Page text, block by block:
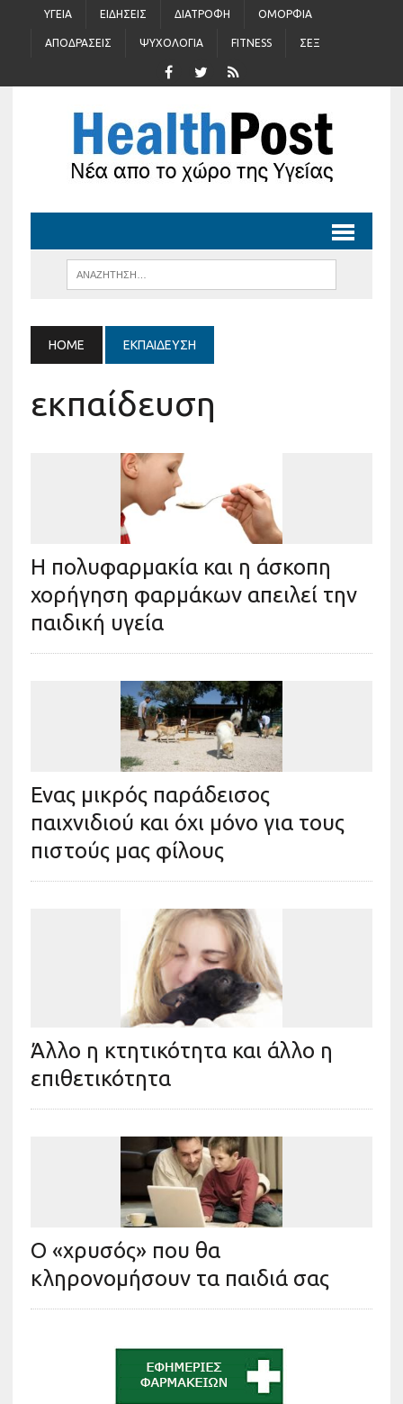
ΥΓΕΊΑ ΕΙΔΉΣΕΙΣ ΔΙΑΤΡΟΦΉ ΟΜΟΡΦΙΆ
ΑΠΟΔΡΆΣΕΙΣ ΨΥΧΟΛΟΓΊΑ FITNESS ΣΈΞ
HOME ΕΚΠΑΊΔΕΥΣΗ
εκπαίδευση
Η πολυφαρμακία και η άσκοπη
χορήγηση φαρμάκων απειλεί την
παιδική υγεία
Ενας μικρός παράδεισος
παιχνιδιού και όχι μόνο για τους
πιστούς μας φίλους
Άλλο η κτητικότητα και άλλο η
επιθετικότητα
Ο «χρυσός» που θα
κληρονομήσουν τα παιδιά σας